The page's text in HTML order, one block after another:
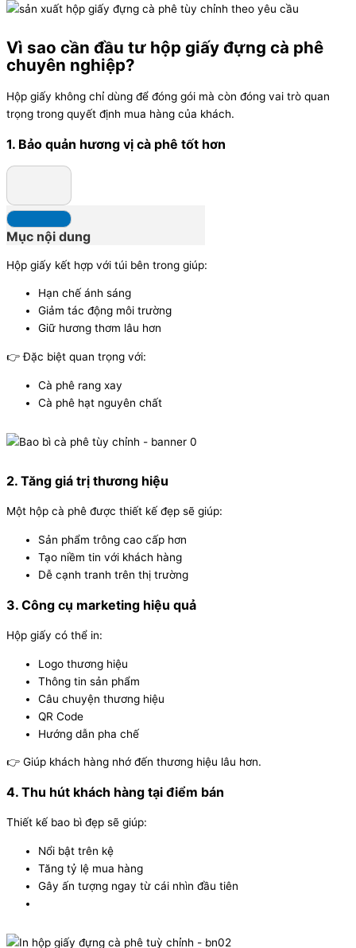
Vì sao cần đầu tư hộp giấy đựng cà phê
chuyên nghiệp?
Hộp giấy không chỉ dùng để đóng gói mà còn đóng vai trò quan
trọng trong quyết định mua hàng của khách.
1. Bảo quản hương vị cà phê tốt hơn
Mục nội dung
Hộp giấy kết hợp với túi bên trong giúp:
Hạn chế ánh sáng
Giảm tác động môi trường
Giữ hương thơm lâu hơn
👉 Đặc biệt quan trọng với:
Cà phê rang xay
Cà phê hạt nguyên chất
2. Tăng giá trị thương hiệu
Một hộp cà phê được thiết kế đẹp sẽ giúp:
Sản phẩm trông cao cấp hơn
Tạo niềm tin với khách hàng
Dễ cạnh tranh trên thị trường
3. Công cụ marketing hiệu quả
Hộp giấy có thể in:
Logo thương hiệu
Thông tin sản phẩm
Câu chuyện thương hiệu
QR Code
Hướng dẫn pha chế
👉 Giúp khách hàng nhớ đến thương hiệu lâu hơn.
4. Thu hút khách hàng tại điểm bán
Thiết kế bao bì đẹp sẽ giúp:
Nổi bật trên kệ
Tăng tỷ lệ mua hàng
Gây ấn tượng ngay từ cái nhìn đầu tiên